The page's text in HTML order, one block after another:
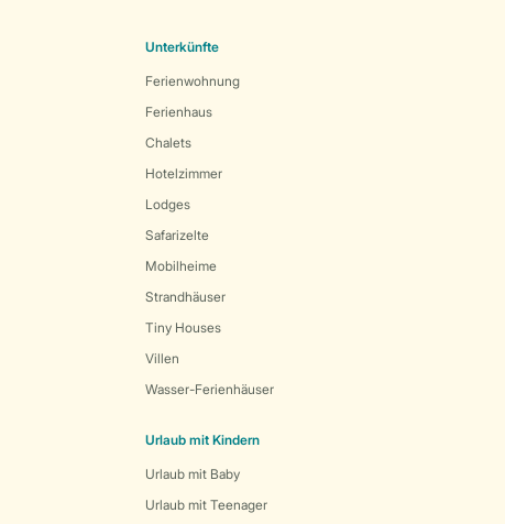
Unterkünfte
Ferienwohnung
Ferienhaus
Chalets
Hotelzimmer
Lodges
Safarizelte
Mobilheime
Strandhäuser
Tiny Houses
Villen
Wasser-Ferienhäuser
Urlaub mit Kindern
Urlaub mit Baby
Urlaub mit Teenager